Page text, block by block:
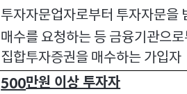
투자자문업자로부터 투자자문을
매수를 요청하는 등 금융기관으
집합투자증권을 매수하는 가입자
500만원 이상 투자자